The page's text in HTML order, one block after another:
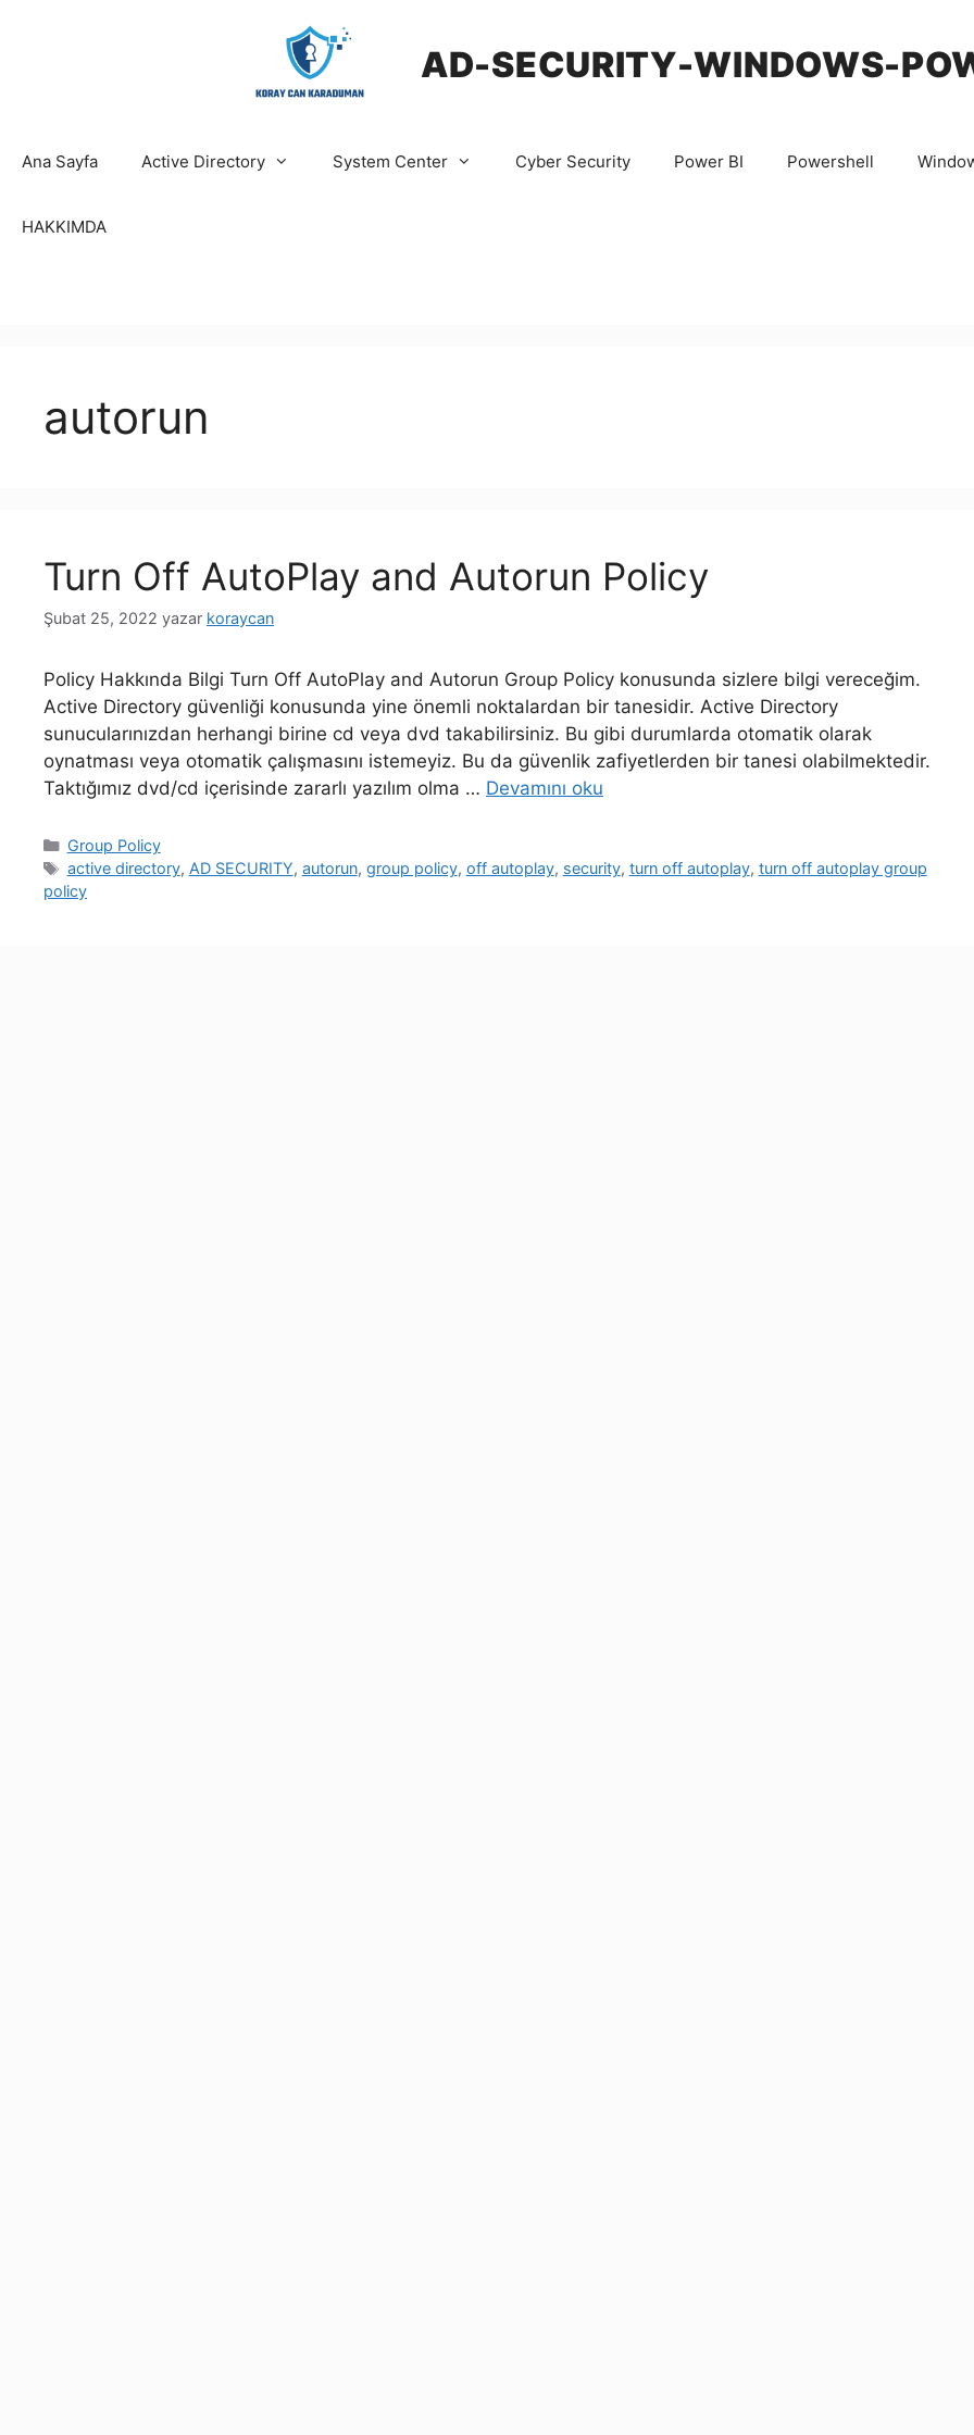
AD-SECURITY-WINDOWS-
Ana Sayfa Active Directory System Center Cyber Security Power BI Powershell
HAKKIMDA
autorun
Turn Off AutoPlay and Autorun Policy
Şubat 25, 2022 yazar koraycan
Policy Hakkında Bilgi Turn Off AutoPlay and Autorun Group Policy konusunda sizlere bilgi vereceğim.
Active Directory güvenliği konusunda yine önemli noktalardan bir tanesidir. Active Directory
sunucularınızdan herhangi birine cd veya dvd takabilirsiniz. Bu gibi durumlarda otomatik olarak
oynatması veya otomatik çalışmasını istemeyiz. Bu da güvenlik zafiyetlerden bir tanesi olabilmektedir.
Taktığımız dvd/cd içerisinde zararlı yazılım olma … Devamını oku
Kategoriler
Group Policy
Etiketler
active directory, AD SECURITY, autorun, group policy, off autoplay, security, turn off autoplay, turn off autoplay group
policy